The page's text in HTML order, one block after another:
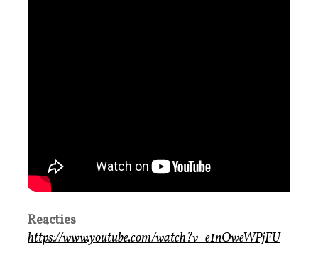
Reacties
https://www.youtube.com/watch?v=e1nOweWPjFU